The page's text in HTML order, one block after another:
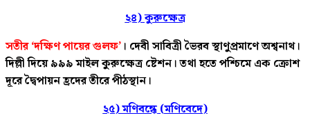
২৪) কুরুক্ষেত্র
সতীর ‘দক্ষিণ পায়ের গুলফ’ । দেবী সাবিত্রী ভৈরব স্থাণুপ্রমাণে অশ্বনাথ।
দিল্লী দিয়ে ৯৯৯ মাইল কুরুক্ষেত্র ষ্টেশন। তথা হতে পশ্চিমে এক ক্রোশ
দূরে দ্বৈপায়ন হ্রদের তীরে পীঠস্থান।
২৫) মণিবন্ধে (মণিবেদে)